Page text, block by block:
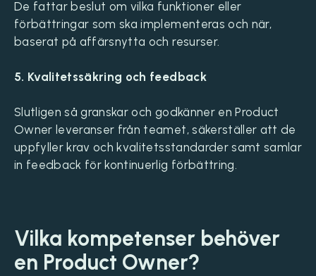
De fattar beslut om vilka funktioner eller
förbättringar som ska implementeras och när,
baserat på affärsnytta och resurser.
5. Kvalitetssäkring och feedback
Slutligen så granskar och godkänner en Product
Owner leveranser från teamet, säkerställer att de
uppfyller krav och kvalitetsstandarder samt samlar
in feedback för kontinuerlig förbättring.
Vilka kompetenser behöver
en Product Owner?